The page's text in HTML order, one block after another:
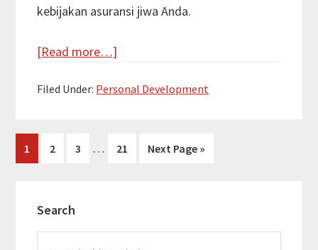
kebijakan asuransi jiwa Anda.
[Read more…]
Klaim
dengan
Filed Under: Personal Development
Page
1 Page
2 Page
3
Interim
… Page
21
Go
Next Page »
Sidebar
Search